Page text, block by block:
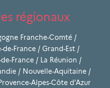
régionaux
Franche-Comté /
de-France / Grand-Est /
France / La Réunion /
/ Nouvelle-Aquitaine /
Alpes-Côte d'Azur